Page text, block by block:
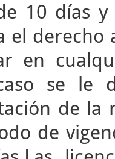
10 días
el derecho
en
se le
de la
de